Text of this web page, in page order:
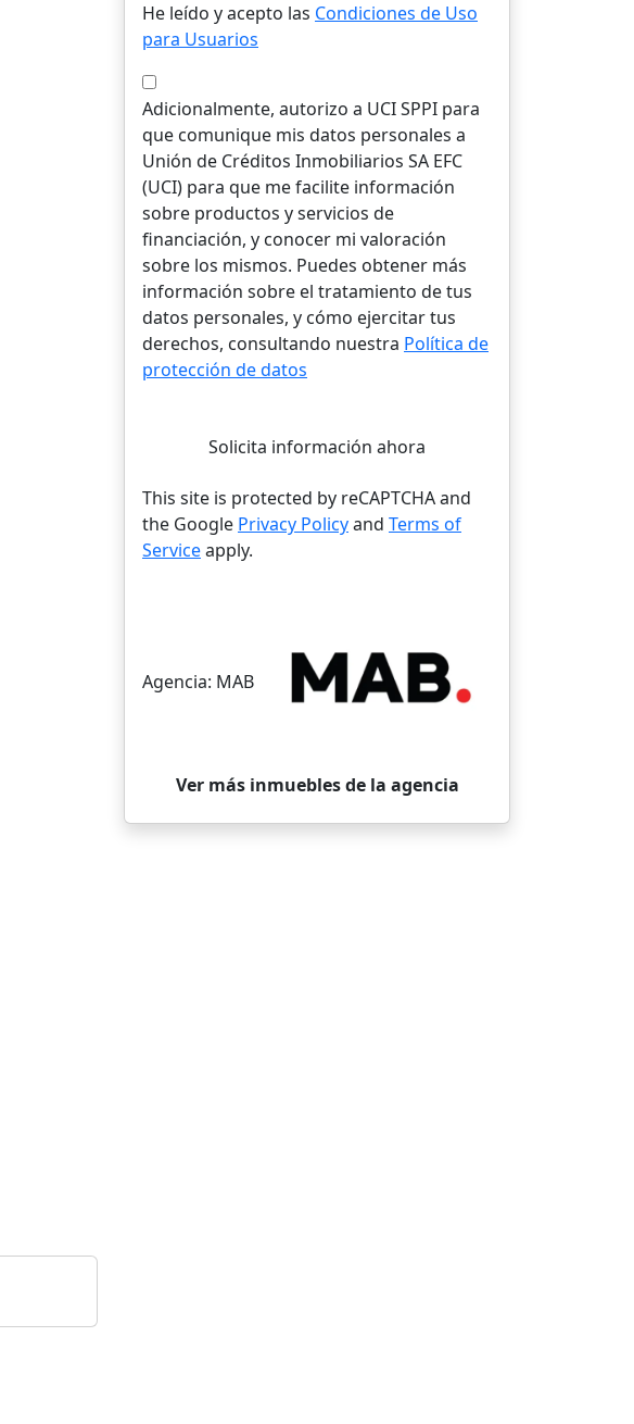
He leído y acepto las Condiciones de Uso
para Usuarios
Adicionalmente, autorizo a UCI SPPI para
que comunique mis datos personales a
Unión de Créditos Inmobiliarios SA EFC
(UCI) para que me facilite información
sobre productos y servicios de
financiación, y conocer mi valoración
sobre los mismos. Puedes obtener más
información sobre el tratamiento de tus
datos personales, y cómo ejercitar tus
derechos, consultando nuestra Política de
protección de datos
Solicita información ahora
This site is protected by reCAPTCHA and
the Google Privacy Policyand Terms of
Serviceapply.
Agencia: MAB
Ver más inmuebles de la agencia